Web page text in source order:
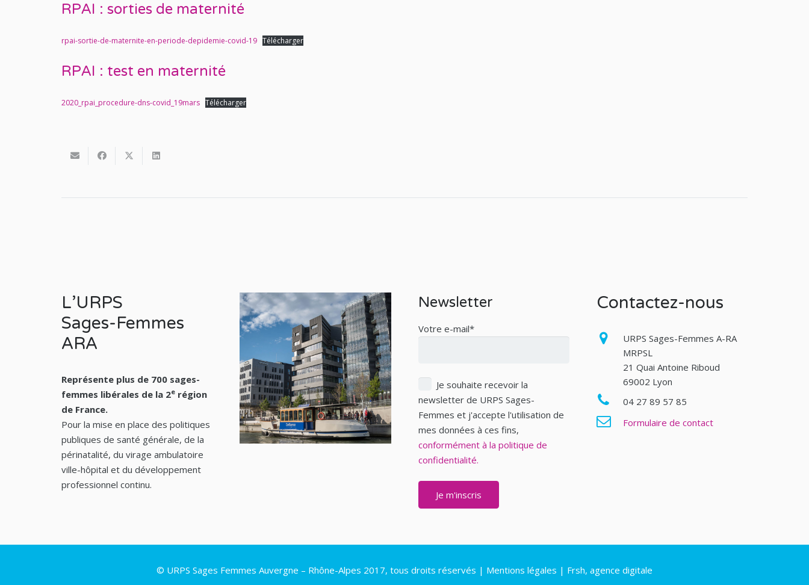
RPAI : sorties de maternité
rpai-sortie-de-maternite-en-periode-depidemie-covid-19 Télécharger
RPAI : test en maternité
2020_rpai_procedure-dns-covid_19mars Télécharger
L’URPS
Sages-Femmes
ARA
Représente plus de 700 sages-
femmes libérales de la 2e région
de France.
Pour la mise en place des politiques
publiques de santé générale, de la
périnatalité, du virage ambulatoire
ville-hôpital et du développement
professionnel continu.
Newsletter
Votre e-mail*
Je souhaite recevoir la
newsletter de URPS Sages-
Femmes et j'accepte l'utilisation de
mes données à ces fins,
conformément à la politique de
confidentialité.
Contactez-nous
URPS Sages-Femmes A-RA
MRPSL
21 Quai Antoine Riboud
69002 Lyon
04 27 89 57 85
Formulaire de contact
© URPS Sages Femmes Auvergne – Rhône-Alpes 2017, tous droits réservés | Mentions légales | Frsh, agence digitale